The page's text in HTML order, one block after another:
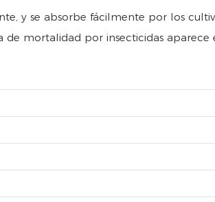
y se absorbe fácilmente por los
mortalidad por insecticidas aparece